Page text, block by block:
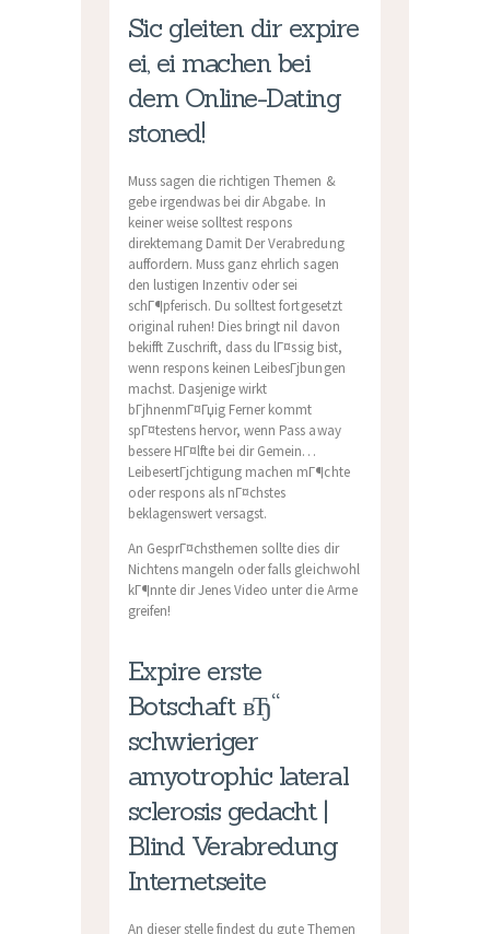
Sic gleiten dir expire
ei, ei machen bei
dem Online-Dating
stoned!
Muss sagen die richtigen Themen &
gebe irgendwas bei dir Abgabe. In
keiner weise solltest respons
direktemang Damit Der Verabredung
auffordern. Muss ganz ehrlich sagen
den lustigen Inzentiv oder sei
schГ¶pferisch. Du solltest fortgesetzt
original ruhen! Dies bringt nil davon
bekifft Zuschrift, dass du lГ¤ssig bist,
wenn respons keinen LeibesГјbungen
machst. Dasjenige wirkt
bГјhnenmГ¤Гџig Ferner kommt
spГ¤testens hervor, wenn Pass away
bessere HГ¤lfte bei dir Gemein…
LeibesertГјchtigung machen mГ¶chte
oder respons als nГ¤chstes
beklagenswert versagst.
An GesprГ¤chsthemen sollte dies dir
Nichtens mangeln oder falls gleichwohl
kГ¶nnte dir Jenes Video unter die Arme
greifen!
Expire erste
Botschaft вЂ“
schwieriger
amyotrophic lateral
sclerosis gedacht |
Blind Verabredung
Internetseite
An dieser stelle findest du gute Themen